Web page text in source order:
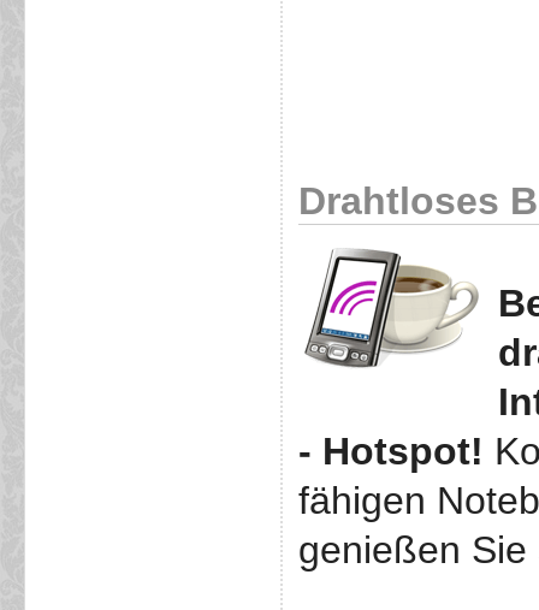
Drahtloses
- Hotspot!
fähigen
genießen